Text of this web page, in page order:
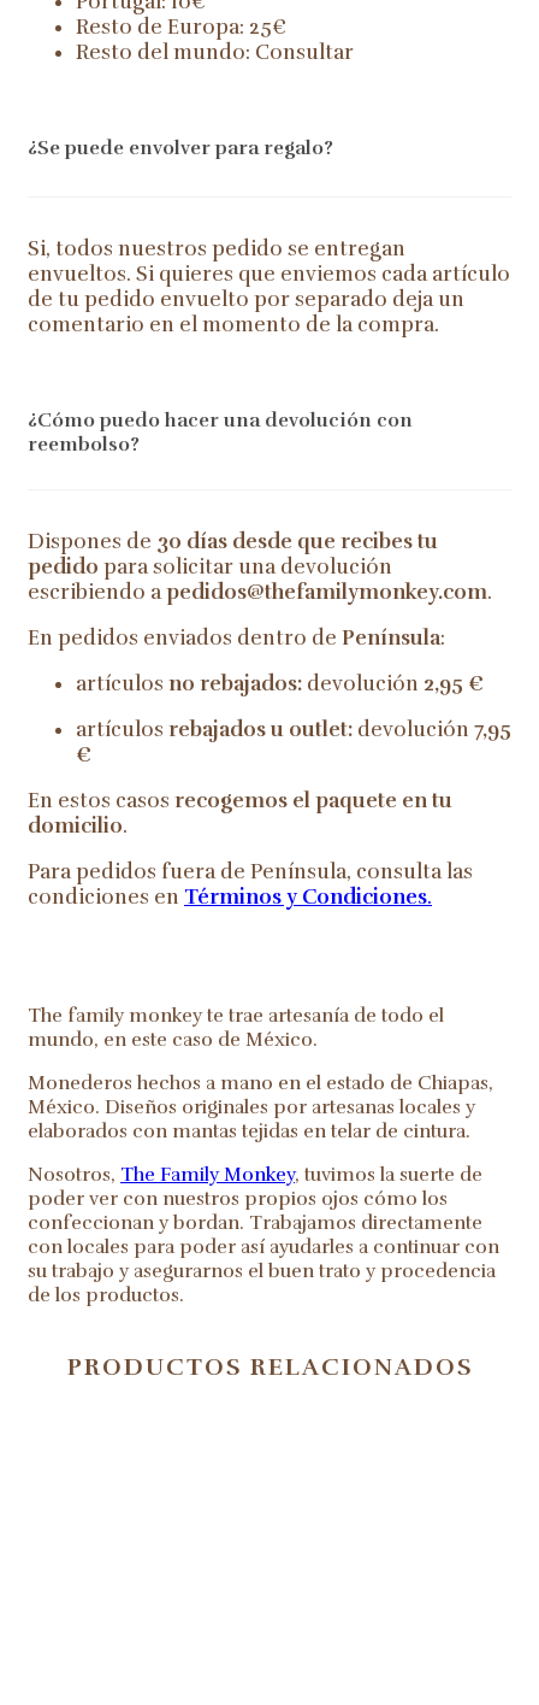
Resto de Europa: 25€
Resto del mundo: Consultar
¿Se puede envolver para regalo?
Si, todos nuestros pedido se entregan
envueltos. Si quieres que enviemos cada artículo
de tu pedido envuelto por separado deja un
comentario en el momento de la compra.
¿Cómo puedo hacer una devolución con
reembolso?
Dispones de 30 días desde que recibes tu
pedido para solicitar una devolución
escribiendo apedidos@thefamilymonkey.com.
En pedidos enviados dentro de Península:
artículos no rebajados: devolución 2,95 €
artículos rebajados u outlet: devolución 7,95
€
En estos casos recogemos el paquete en tu
domicilio.
Para pedidos fuera de Península, consulta las
condiciones en Términos y Condiciones.
The family monkey te trae artesanía de todo el
mundo, en este caso de México.
Monederos hechos a mano en el estado de Chiapas,
México. Diseños originales por artesanas locales y
elaborados con mantas tejidas en telar de cintura.
Nosotros, The Family Monkey, tuvimos la suerte de
poder ver con nuestros propios ojos cómo los
confeccionan y bordan. Trabajamos directamente
con locales para poder así ayudarles a continuar con
su trabajo y asegurarnos el buen trato y procedencia
de los productos.
PRODUCTOS RELACIONADOS